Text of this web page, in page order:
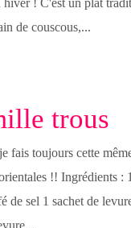
! C'est un plat
de couscous,...
trous
fais toujours cette
!! Ingrédients
de sel 1 sachet de